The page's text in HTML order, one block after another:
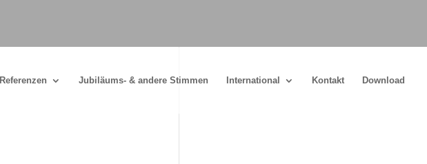
Referenzen Jubiläums- & andere Stimmen International Kontakt Download